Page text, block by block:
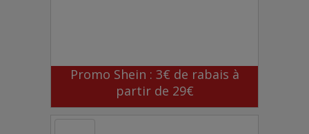
Promo Shein : 3€ de rabais à
partir de 29€